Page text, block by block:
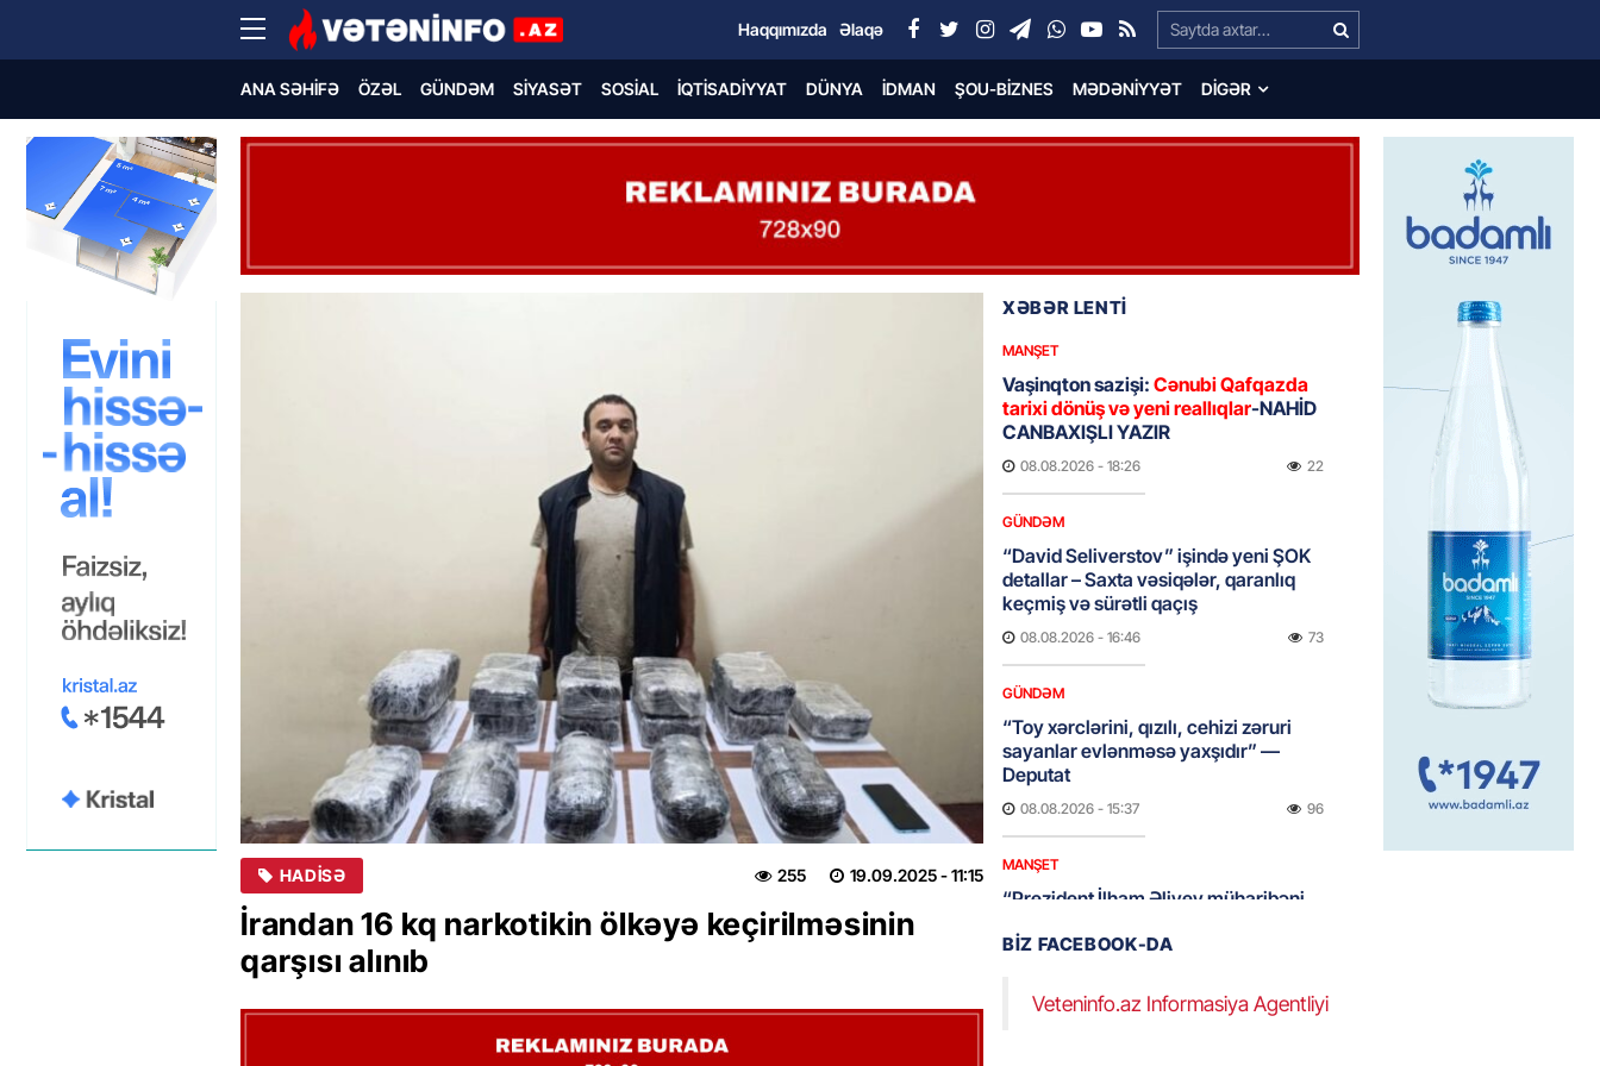
Search…
Haqqımızda Əlaqə
ANA SƏHIFƏ ÖZƏL GÜNDƏM SIYASƏT SOSIAL İQTISADIYYAT DÜNYA İDMAN ŞOU-BIZNES MƏDƏNIYYƏT DIGƏR
HADISƏ 19.09.2025- 11:15
255
İrandan 16 kq narkotikin ölkəyə keçirilməsinin
qarşısı alınıb
XƏBƏR LENTİ
MANŞET
Vaşinqton sazişi: Cənubi Qafqazda
tarixi dönüş və yeni reallıqlar-NAHİD
CANBAXIŞLI YAZIR
08.08.2026 - 18:26 22
GÜNDƏM
“David Seliverstov” işində yeni ŞOK
detallar – Saxta vəsiqələr, qaranlıq
keçmiş və sürətli qaçış
08.08.2026 - 16:46 73
GÜNDƏM
“Toy xərclərini, qızılı, cehizi zəruri
sayanlar evlənməsə yaxşıdır” —
Deputat
08.08.2026 - 15:37 96
MANŞET
“Prezident İlham Əliyev müharibəni
Video
BIZ FACEBOOK-DA
Veteninfo.az Informasiya Agentliyi